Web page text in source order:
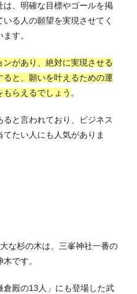
、明確な目標やゴールを掲
る人の願望を実現させてく
す。
があり、絶対に実現させる
と、願いを叶えるための運
らえるでしょう 。
と言われており、ビジネス
たい人にも人気がありま
な杉の木は、三峯神社一番の
です。
倉殿の13人」にも登場した武